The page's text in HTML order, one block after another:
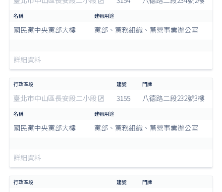
國民黨中央黨部大樓 黨部、黨務組織、黨營事業辦公室
詳細資料
臺北市中山區長安段二小段 3155 八德路二段232號3樓
國民黨中央黨部大樓 黨部、黨務組織、黨營事業辦公室
詳細資料